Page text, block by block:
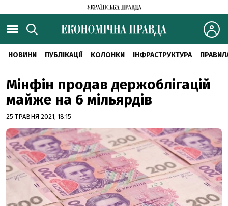
НОВИНИ ПУБЛІКАЦІЇ КОЛОНКИ ІНФРАСТРУКТУРА
Мінфін продав держоблігацій
майже на 6 мільярдів
25 ТРАВНЯ 2021, 18:15